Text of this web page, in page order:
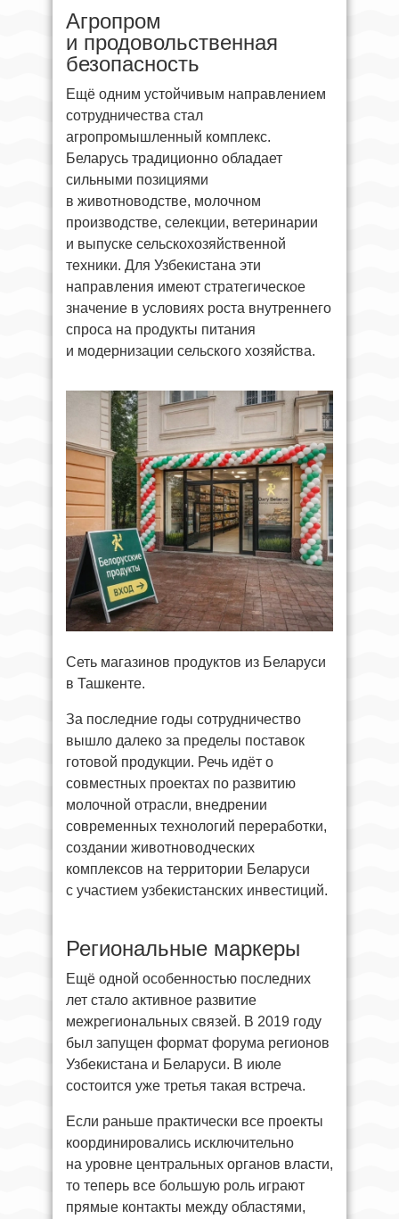
Агропром
и продовольственная
безопасность
Ещё одним устойчивым направлением
сотрудничества стал
агропромышленный комплекс.
Беларусь традиционно обладает
сильными позициями
в животноводстве, молочном
производстве, селекции, ветеринарии
и выпуске сельскохозяйственной
техники. Для Узбекистана эти
направления имеют стратегическое
значение в условиях роста внутреннего
спроса на продукты питания
и модернизации сельского хозяйства.
Сеть магазинов продуктов из Беларуси
в Ташкенте.
За последние годы сотрудничество
вышло далеко за пределы поставок
готовой продукции. Речь идёт о
совместных проектах по развитию
молочной отрасли, внедрении
современных технологий переработки,
создании животноводческих
комплексов на территории Беларуси
с участием узбекистанских инвестиций.
Региональные маркеры
Ещё одной особенностью последних
лет стало активное развитие
межрегиональных связей. В 2019 году
был запущен формат форума регионов
Узбекистана и Беларуси. В июле
состоится уже третья такая встреча.
Если раньше практически все проекты
координировались исключительно
на уровне центральных органов власти,
то теперь все большую роль играют
прямые контакты между областями,